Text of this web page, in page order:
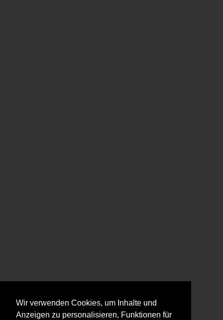
Wir verwenden Cookies, um Inhalte und
Anzeigen zu personalisieren, Funktionen für